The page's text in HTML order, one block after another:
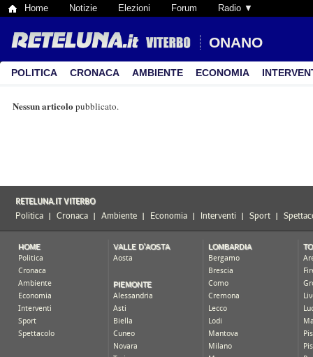
Home Notizie Elezioni Forum Radio ▼
ONANO
POLITICA CRONACA AMBIENTE ECONOMIA
Nessun articolo pubblicato.